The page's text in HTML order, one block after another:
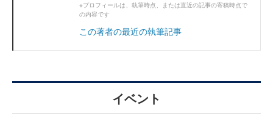
※プロフィールは、執筆時点、または直近の記事の寄稿時点で
の内容です
この著者の最近の執筆記事
イベント